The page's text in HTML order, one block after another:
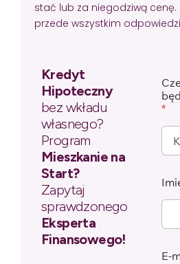
stać lub za niegodziwą
przede wszystkim
Kredyt
Hipoteczny
bez wkładu
własnego?
Program
Mieszkanie na
Start?
Zapytaj
sprawdzonego
Eksperta
Finansowego!
*
E-